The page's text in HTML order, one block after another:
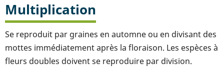
Multiplication
Se reproduit par graines en automne ou en divisant des
mottes immédiatement après la floraison. Les espèces à
fleurs doubles doivent se reproduire par division.